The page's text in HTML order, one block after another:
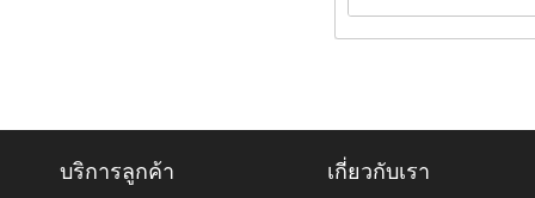
บริการลูกค้า เกี่ยวกับเรา